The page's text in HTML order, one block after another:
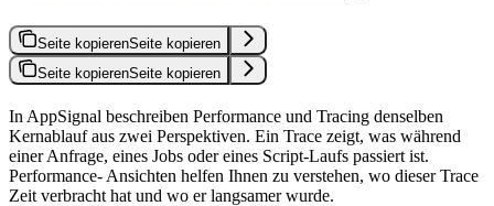
Seite kopierenSeite kopieren
Seite kopierenSeite kopieren
In AppSignal beschreiben Performance und Tracing denselben
Kernablauf aus zwei Perspektiven. Ein Trace zeigt, was während
einer Anfrage, eines Jobs oder eines Script-Laufs passiert ist.
Performance- Ansichten helfen Ihnen zu verstehen, wo dieser Trace
Zeit verbracht hat und wo er langsamer wurde.